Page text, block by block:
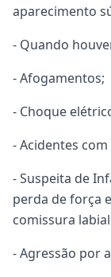
aparecimento
- Quando
- Afogamentos;
- Choque
- Acidentes
- Suspeita de
perda de força
comissura
- Agressão por